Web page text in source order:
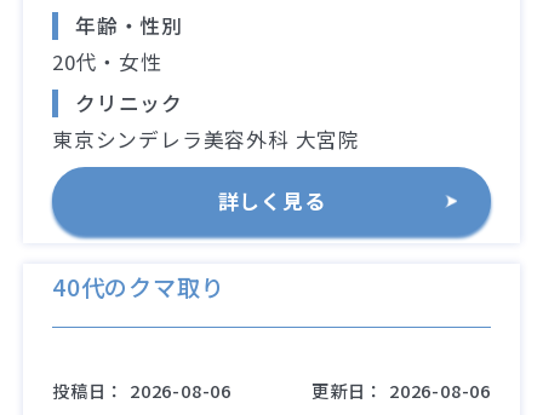
年齢・性別
20代・女性
クリニック
東京シンデレラ美容外科 大宮院
詳しく見る
40代のクマ取り
投稿日： 2026-08-06 更新日： 2026-08-06